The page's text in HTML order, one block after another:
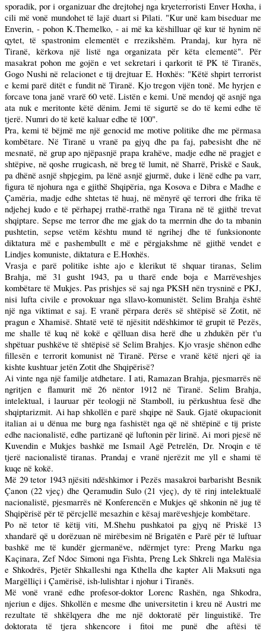
sporadik, por i organizuar dhe drejtohej nga kryeterroristi Enver Hoxha, i
cili më vonë mundohet të lajë duart si Pilati. "Kur unë kam biseduar me
Enverin, - pohon K.Themelko, - ai më ka këshilluar që kur të hynim në
qytet, të spastronim elementët e rrezikshëm. Prandaj, kur hyra në
Tiranë, kërkova një listë nga organizata për këta elementë". Për
masakrat pohon me gojën e vet sekretari i qarkorit të PK të Tiranës,
Gogo Nushi në relacionet e tij drejtuar E. Hoxhës: "Këtë shpirt terrorist
e kemi parë ditët e fundit në Tiranë. Kjo tregon vijën tonë. Me hyrjen e
forcave tona janë vrarë 60 vetë. Listën e kemi. Unë mendoj që asnjë nga
ata nuk e meritonte këtë dënim. Jemi të sigurtë se do të kemi edhe të
tjerë. Numri do të ketë kaluar edhe të 100".
Pra, kemi të bëjmë me një genocid me motive politike dhe me përmasa
kombëtare. Në Tiranë u vranë pa gjyq dhe pa faj, pabesisht dhe në
mesnatë, në grup apo njëpasnjë prapa krahëve, madje edhe në pragjet e
shtëpive, në qoshe rrugicash, në breg të lumit, në Sharrë, Priskë e Sauk,
pa dhënë asnjë shpjegim, pa lënë asnjë gjurmë, duke i lënë edhe pa varr,
figura të njohura nga e gjithë Shqipëria, nga Kosova e Dibra e Madhe e
Çamëria, madje edhe shtetas të huaj, në mënyrë që terrori dhe frika të
ndjehej kudo e të përhapej rrathë-rrathë nga Tirana në të gjithë trevat
shqiptare. Sepse me terror dhe me gjak do ta merrnin dhe do ta mbanin
pushtetin, sepse vetëm kështu mund të ngrihej dhe të funksiononte
diktatura më e pashembullt e më e përgjakshme në gjithë vendet e
Lindjes komuniste, diktatura e E.Hoxhës.
Vrasja e parë politike ishte ajo e klerikut të shquar tiranas, Selim
Brahja, më 31 gusht 1943, pa u tharë ende boja e Marrëveshjes
kombëtare të Mukjes. Pas prishjes së saj nga PKSH nën trysninë e PKJ,
nisi lufta civile e provokuar nga sllavo-komunistët. Selim Brahja është
një nga viktimat e saj. E vranë përpara derës së shtëpisë së Zotit, në
pragun e Xhamisë. Shtatë vetë të njësitit ndëshkimor të grupit të Pezës,
me shalle të kuq në kokë e qëlluan disa herë dhe u zhdukën për t'u
shpëtuar pushkëve të shtëpisë së Selim Brahjes. Kjo vrasje shënon edhe
fillesën e terrorit komunist në Tiranë. Përse e vranë këtë njeri që ia
kishte kushtuar jetën Zotit dhe Shqipërisë?
Ai vinte nga një familje atdhetare. I ati, Ramazan Brahja, pjesmarrës në
ngritjen e flamurit më 26 nëntor 1912 në Tiranë. Selim Brahja,
intelektual, i lauruar për teologji në Stamboll, iu përkushtua fesë dhe
shqiptarizmit. Ai hap shkollën e parë shqipe në Sauk. Gjatë okupacionit
italian ai u dënua me burg nga fashistët nga që në shtëpinë e tij priste
edhe nacionalistë, edhe partizanë që luftonin për lirinë. Ai mori pjesë në
Kuvendin e Mukjes bashkë me Ismail Agë Petrelën, Dr. Nroqin e të
tjerë nacionalistë tiranas. Prandaj e vranë njerëzit me yll e shami të
kuqe në kokë.
Më 29 tetor 1943 njësiti ndëshkimor i Pezës masakroi barbarisht Besnik
Çanon (22 vjeç) dhe Qeramudin Sulo (21 vjeç), dy të rinj intelektualë
nacionalistë, pjesmarrës në Konferencën e Mukjes që shkonin në jug të
Shqipërisë për të përcjellë mesazhin e kësaj marëveshjeje kombëtare.
Po në tetor të këtij viti, M.Shehu pushkatoi pa gjyq në Priskë 13
xhandarë që u dorëzuan në mirëbesim në Brigatën e Parë për të luftuar
bashkë me të kundër gjermanëve, ndërmjet tyre: Preng Marku nga
Kaçinara, Zef Ndoc Simoni nga Fishta, Preng Lek Shkreli nga Malësia
e Shkodrës, Pjetër Shkalleshi nga Kthella dhe kapter Ali Maksuti nga
Margëlliçi i Çamërisë, ish-lulishtar i njohur i Tiranës.
Më vonë vranë edhe profesor-doktor Lorenc Rashën, nga Shkodra,
njeriun e dijes. Shkollën e mesme dhe universitetin i kreu në Austri me
rezultate të shkëlqyera dhe me një doktoratë për linguistikë. Tre
doktorata të tjera shkencore i fitoi me punë dhe aftësi të